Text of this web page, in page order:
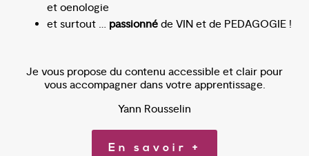
et oenologie
et surtout … passionné de VIN et de PEDAGOGIE !
Je vous propose du contenu accessible et clair pour
vous accompagner dans votre apprentissage.
Yann Rousselin
En savoir +